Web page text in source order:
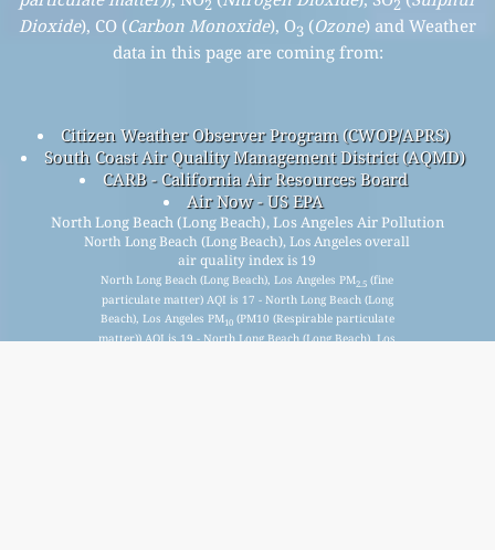
2 2
Dioxide), CO (Carbon Monoxide), O3 (Ozone) and Weather
data in this page are coming from:
Citizen Weather Observer Program (CWOP/APRS)
South Coast Air Quality Management District (AQMD)
CARB - California Air Resources Board
Air Now - US EPA
North Long Beach (Long Beach), Los Angeles Air Pollution
North Long Beach (Long Beach), Los Angeles overall
air quality index is 19
North Long Beach (Long Beach), Los Angeles PM2.5 (fine
particulate matter) AQI is 17 - North Long Beach (Long
Beach), Los Angeles PM10(PM10 (Respirable particulate
matter)) AQI is 19 - North Long Beach (Long Beach), Los